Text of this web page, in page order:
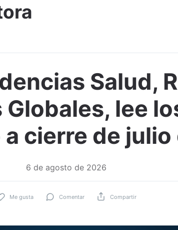
Salud,
lee
cierre de
6 de agosto de 2026
Me gusta Comentar Compartir